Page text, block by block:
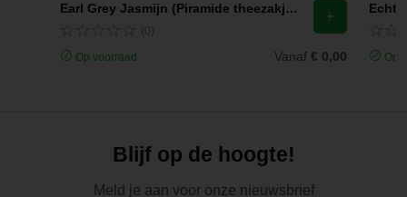
Earl Grey Jasmijn (Piramide theezakjes)
Op voorraad Vanaf € 0,00 Op
Blijf op de hoogte!
Meld je aan voor onze nieuwsbrief